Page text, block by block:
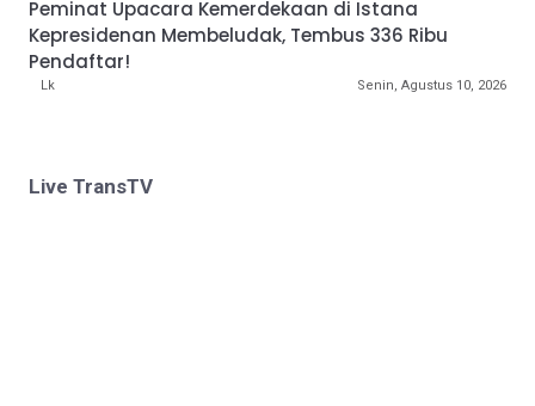
Peminat Upacara Kemerdekaan di Istana
Kepresidenan Membeludak, Tembus 336 Ribu
Pendaftar!
Lk Senin, Agustus 10, 2026
Live TransTV